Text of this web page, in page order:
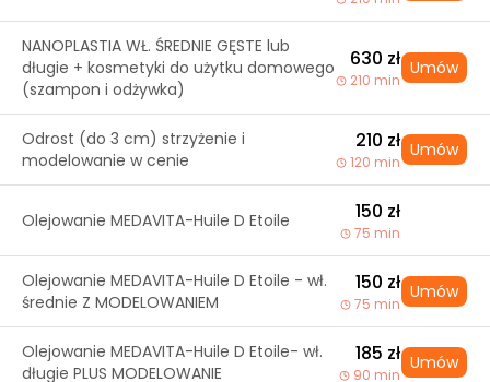
NANOPLASTIA WŁ. ŚREDNIE GĘSTE lub
długie + kosmetyki do użytku domowego
(szampon i odżywka)
630 zł
210 min
Umów
Odrost (do 3 cm) strzyżenie i
modelowanie w cenie
210 zł
120 min
Umów
Olejowanie MEDAVITA-Huile D Etoile 150 zł
75 min
Olejowanie MEDAVITA-Huile D Etoile - wł.
średnie Z MODELOWANIEM
150 zł
75 min
Umów
Olejowanie MEDAVITA-Huile D Etoile- wł.
długie PLUS MODELOWANIE
185 zł
90 min
Umów